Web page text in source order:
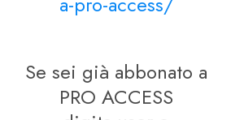
Se sei già abbonato a
PRO ACCESS